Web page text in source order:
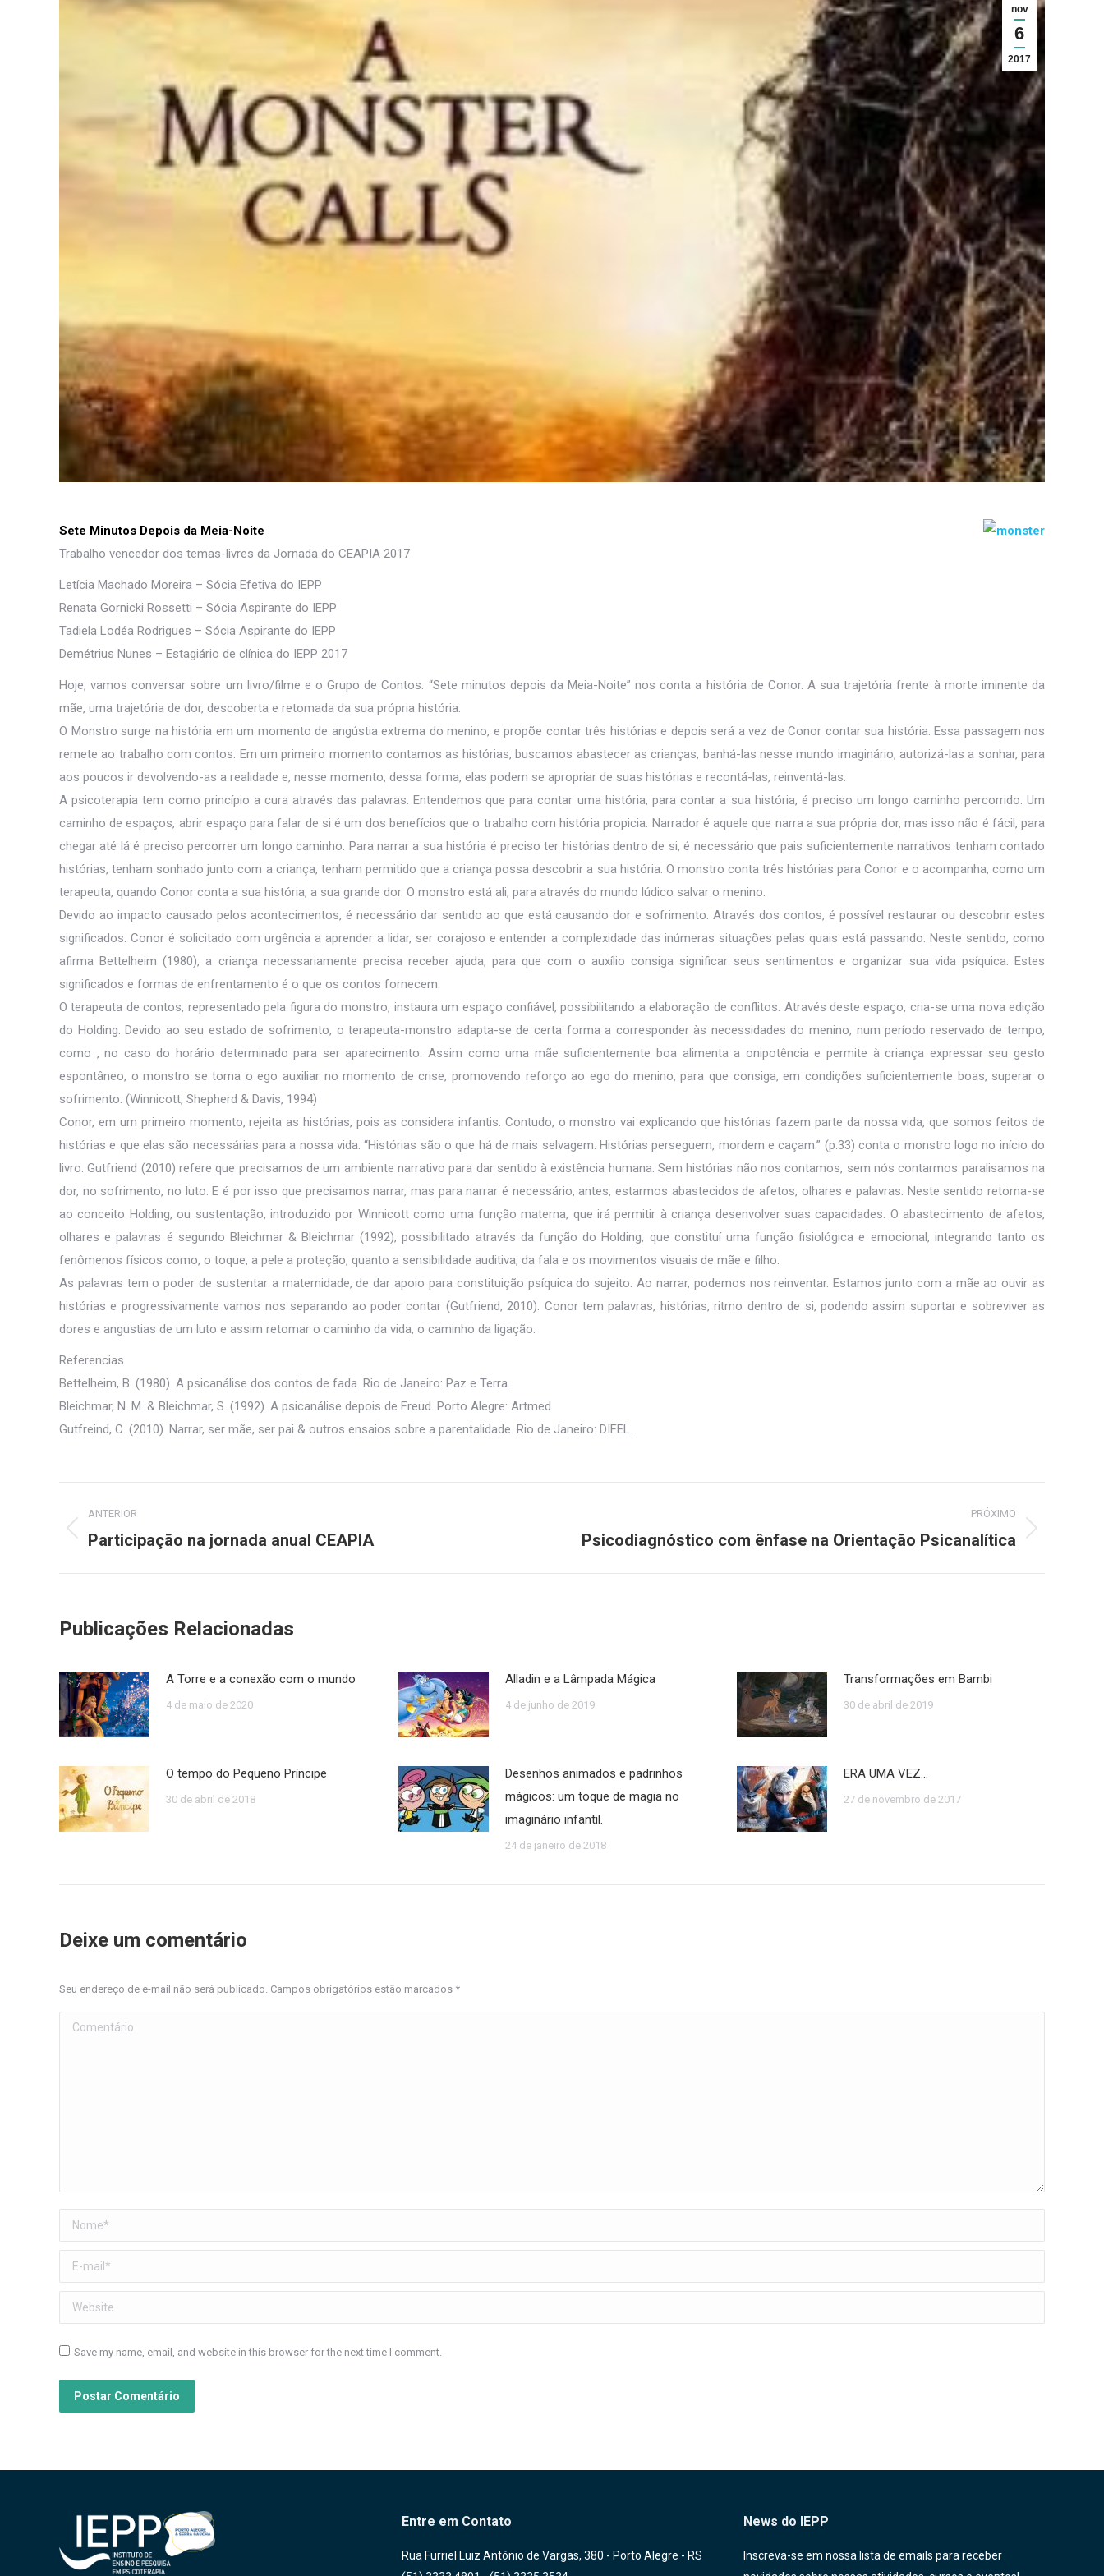
nov
6
2017
Sete Minutos Depois da Meia-Noite
Trabalho vencedor dos temas-livres da Jornada do CEAPIA 2017
Letícia Machado Moreira – Sócia Efetiva do IEPP
Renata Gornicki Rossetti – Sócia Aspirante do IEPP
Tadiela Lodéa Rodrigues – Sócia Aspirante do IEPP
Demétrius Nunes – Estagiário de clínica do IEPP 2017
Hoje, vamos conversar sobre um livro/filme e o Grupo de Contos. “Sete minutos depois da Meia-Noite” nos conta a história de Conor. A sua trajetória frente à morte iminente da
mãe, uma trajetória de dor, descoberta e retomada da sua própria história.
O Monstro surge na história em um momento de angústia extrema do menino, e propõe contar três histórias e depois será a vez de Conor contar sua história. Essa passagem nos
remete ao trabalho com contos. Em um primeiro momento contamos as histórias, buscamos abastecer as crianças, banhá-las nesse mundo imaginário, autorizá-las a sonhar, para
aos poucos ir devolvendo-as a realidade e, nesse momento, dessa forma, elas podem se apropriar de suas histórias e recontá-las, reinventá-las.
A psicoterapia tem como princípio a cura através das palavras. Entendemos que para contar uma história, para contar a sua história, é preciso um longo caminho percorrido. Um
caminho de espaços, abrir espaço para falar de si é um dos benefícios que o trabalho com história propicia. Narrador é aquele que narra a sua própria dor, mas isso não é fácil, para
chegar até lá é preciso percorrer um longo caminho. Para narrar a sua história é preciso ter histórias dentro de si, é necessário que pais suficientemente narrativos tenham contado
histórias, tenham sonhado junto com a criança, tenham permitido que a criança possa descobrir a sua história. O monstro conta três histórias para Conor e o acompanha, como um
terapeuta, quando Conor conta a sua história, a sua grande dor. O monstro está ali, para através do mundo lúdico salvar o menino.
Devido ao impacto causado pelos acontecimentos, é necessário dar sentido ao que está causando dor e sofrimento. Através dos contos, é possível restaurar ou descobrir estes
significados. Conor é solicitado com urgência a aprender a lidar, ser corajoso e entender a complexidade das inúmeras situações pelas quais está passando. Neste sentido, como
afirma Bettelheim (1980), a criança necessariamente precisa receber ajuda, para que com o auxílio consiga significar seus sentimentos e organizar sua vida psíquica. Estes
significados e formas de enfrentamento é o que os contos fornecem.
O terapeuta de contos, representado pela figura do monstro, instaura um espaço confiável, possibilitando a elaboração de conflitos. Através deste espaço, cria-se uma nova edição
do Holding. Devido ao seu estado de sofrimento, o terapeuta-monstro adapta-se de certa forma a corresponder às necessidades do menino, num período reservado de tempo,
como , no caso do horário determinado para ser aparecimento. Assim como uma mãe suficientemente boa alimenta a onipotência e permite à criança expressar seu gesto
espontâneo, o monstro se torna o ego auxiliar no momento de crise, promovendo reforço ao ego do menino, para que consiga, em condições suficientemente boas, superar o
sofrimento. (Winnicott, Shepherd & Davis, 1994)
Conor, em um primeiro momento, rejeita as histórias, pois as considera infantis. Contudo, o monstro vai explicando que histórias fazem parte da nossa vida, que somos feitos de
histórias e que elas são necessárias para a nossa vida. “Histórias são o que há de mais selvagem. Histórias perseguem, mordem e caçam.” (p.33) conta o monstro logo no início do
livro. Gutfriend (2010) refere que precisamos de um ambiente narrativo para dar sentido à existência humana. Sem histórias não nos contamos, sem nós contarmos paralisamos na
dor, no sofrimento, no luto. E é por isso que precisamos narrar, mas para narrar é necessário, antes, estarmos abastecidos de afetos, olhares e palavras. Neste sentido retorna-se
ao conceito Holding, ou sustentação, introduzido por Winnicott como uma função materna, que irá permitir à criança desenvolver suas capacidades. O abastecimento de afetos,
olhares e palavras é segundo Bleichmar & Bleichmar (1992), possibilitado através da função do Holding, que constituí uma função fisiológica e emocional, integrando tanto os
fenômenos físicos como, o toque, a pele a proteção, quanto a sensibilidade auditiva, da fala e os movimentos visuais de mãe e filho.
As palavras tem o poder de sustentar a maternidade, de dar apoio para constituição psíquica do sujeito. Ao narrar, podemos nos reinventar. Estamos junto com a mãe ao ouvir as
histórias e progressivamente vamos nos separando ao poder contar (Gutfriend, 2010). Conor tem palavras, histórias, ritmo dentro de si, podendo assim suportar e sobreviver as
dores e angustias de um luto e assim retomar o caminho da vida, o caminho da ligação.
Referencias
Bettelheim, B. (1980). A psicanálise dos contos de fada. Rio de Janeiro: Paz e Terra.
Bleichmar, N. M. & Bleichmar, S. (1992). A psicanálise depois de Freud. Porto Alegre: Artmed
Gutfreind, C. (2010). Narrar, ser mãe, ser pai & outros ensaios sobre a parentalidade. Rio de Janeiro: DIFEL.
de
ANTERIOR
Post
Participação na jornada anual CEAPIA
PRÓXIMO
Próximo
Psicodiagnóstico com ênfase na Orientação Psicanalítica
Publicações Relacionadas
A Torre e a conexão com o mundo
4 de maio de 2020
Alladin e a Lâmpada Mágica
4 de junho de 2019
Transformações em Bambi
30 de abril de 2019
O tempo do Pequeno Príncipe
30 de abril de 2018
Desenhos animados e padrinhos
mágicos: um toque de magia no
imaginário infantil.
24 de janeiro de 2018
ERA UMA VEZ…
27 de novembro de 2017
Deixe um comentário
Seu endereço de e-mail não será publicado. Campos obrigatórios estão marcados *
Comentário
Nome *
E-mail *
Website
Save my name, email, and website in this browser for the next time I comment.
Postar Comentário
Entre em Contato
Rua Furriel Luiz Antônio de Vargas, 380 - Porto Alegre - RS
News do IEPP
Inscreva-se em nossa lista de emails para receber